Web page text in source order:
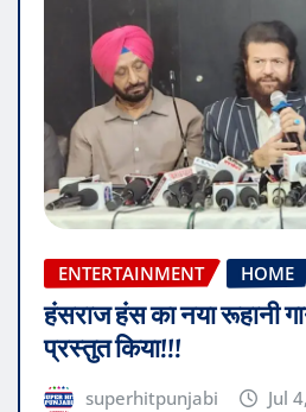
ENTERTAINMENT HOME
हंसराज हंस का नया रूहानी
प्रस्तुत किया!!!
superhitpunjabi Jul